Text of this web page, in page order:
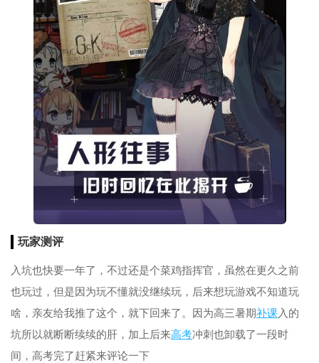
玩家测评
入坑也快要一年了，不过还是个菜鸡指挥官，虽然在更久之前
也玩过，但是因为玩不懂就没继续玩，后来想玩游戏不知道玩
啥，亲友给我推了这个，就下回来了。因为高三暑期补课入的
坑所以就断断续续的肝，加上后来高考冲刺也卸载了一段时
间，高考完了赶紧来评论一下